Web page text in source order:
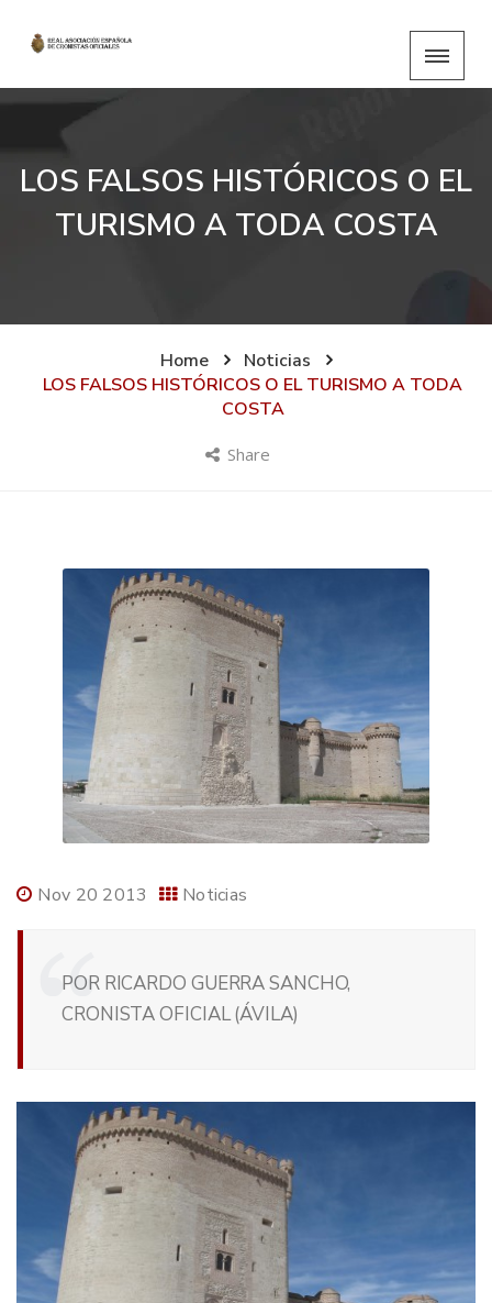
LOS FALSOS HISTÓRICOS O EL
TURISMO A TODA COSTA
Home
Noticias
LOS FALSOS HISTÓRICOS O EL TURISMO A TODA
COSTA
Share
Nov 20 2013 Noticias
POR RICARDO GUERRA SANCHO,
CRONISTA OFICIAL (ÁVILA)